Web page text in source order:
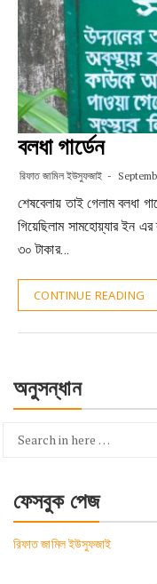
বলধা গার্ডেন
রিফাত জামিল ইউসুফজাই
শেষবেলায় তাই গেলাম বলধা
গিয়েছিলাম সামহোয়্যার ইন
৩০ টাকার…
CONTINUE READING
অনুসন্ধান
Search
ফেসবুক পেজ
রিফাত জামিল ইউসুফজাই